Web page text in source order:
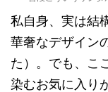
私自身、実は結
華奢なデザイン
た）。でも、こ
染むお気に入り